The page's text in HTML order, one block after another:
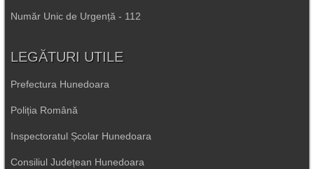
Număr Unic de Urgență - 112
LEGĂTURI UTILE
Prefectura Hunedoara
Poliția Română
Inspectoratul Școlar Hunedoara
Consiliul Județean Hunedoara